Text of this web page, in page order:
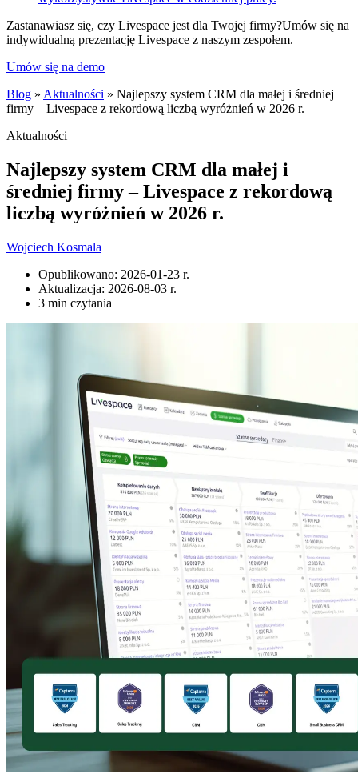
Zastanawiasz się, czy Livespace jest dla Twojej firmy?Umów się na
indywidualną prezentację Livespace z naszym zespołem.
Umów się na demo
Blog » Aktualności » Najlepszy system CRM dla małej i średniej
firmy – Livespace z rekordową liczbą wyróżnień w 2026 r.
Aktualności
Najlepszy system CRM dla małej i
średniej firmy – Livespace z rekordową
liczbą wyróżnień w 2026 r.
Wojciech Kosmala
Opublikowano: 2026-01-23 r.
Aktualizacja: 2026-08-03 r.
3 min czytania